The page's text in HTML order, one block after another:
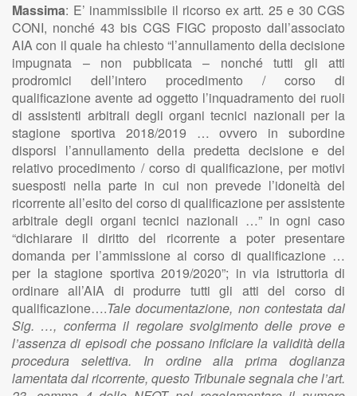
Massima: E’ inammissibile il ricorso ex artt. 25 e 30 CGS
CONI, nonché 43 bis CGS FIGC proposto dall’associato
AIA con il quale ha chiesto “l’annullamento della decisione
impugnata – non pubblicata – nonché tutti gli atti
prodromici dell’intero procedimento / corso di
qualificazione avente ad oggetto l’inquadramento dei ruoli
di assistenti arbitrali degli organi tecnici nazionali per la
stagione sportiva 2018/2019 … ovvero in subordine
disporsi l’annullamento della predetta decisione e del
relativo procedimento / corso di qualificazione, per motivi
suesposti nella parte in cui non prevede l’idoneità del
ricorrente all’esito del corso di qualificazione per assistente
arbitrale degli organi tecnici nazionali …” in ogni caso
“dichiarare il diritto del ricorrente a poter presentare
domanda per l’ammissione al corso di qualificazione …
per la stagione sportiva 2019/2020”; in via istruttoria di
ordinare all’AIA di produrre tutti gli atti del corso di
qualificazione….Tale documentazione, non contestata dal
Sig. …, conferma il regolare svolgimento delle prove e
l’assenza di episodi che possano inficiare la validità della
procedura selettiva. In ordine alla prima doglianza
lamentata dal ricorrente, questo Tribunale segnala che l’art.